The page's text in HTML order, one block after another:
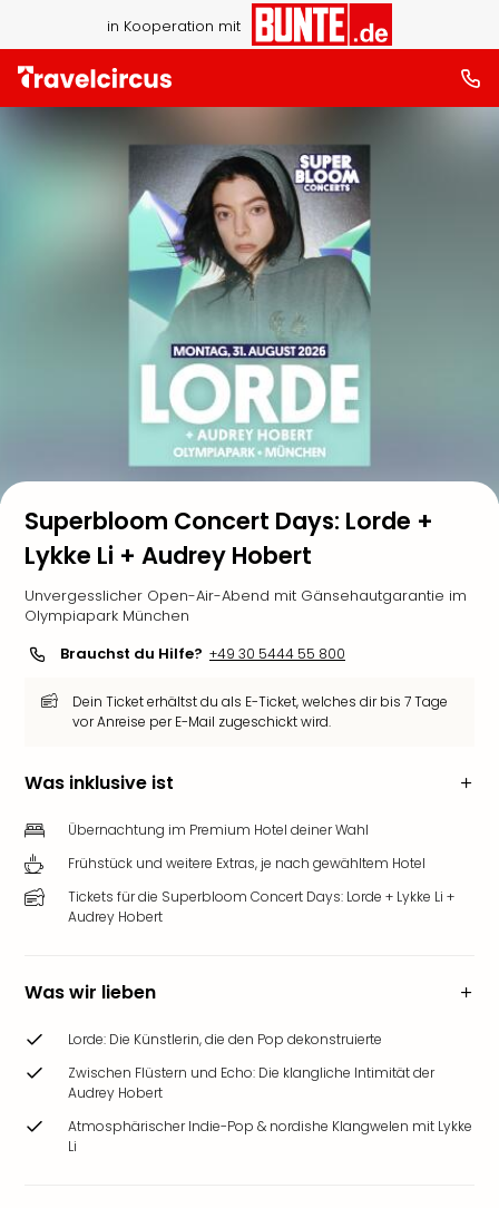
in Kooperation mit
Superbloom Concert Days: Lorde +
Lykke Li + Audrey Hobert
Unvergesslicher Open-Air-Abend mit Gänsehautgarantie im
Olympiapark München
Brauchst du Hilfe? +49 30 5444 55 800
Dein Ticket erhältst du als E-Ticket, welches dir bis 7 Tage
vor Anreise per E-Mail zugeschickt wird.
Was inklusive ist
Übernachtung im Premium Hotel deiner Wahl
Frühstück und weitere Extras, je nach gewähltem Hotel
Tickets für die Superbloom Concert Days: Lorde + Lykke Li +
Audrey Hobert
Was wir lieben
Lorde: Die Künstlerin, die den Pop dekonstruierte
Zwischen Flüstern und Echo: Die klangliche Intimität der
Audrey Hobert
Atmosphärischer Indie-Pop & nordishe Klangwelen mit Lykke
Li